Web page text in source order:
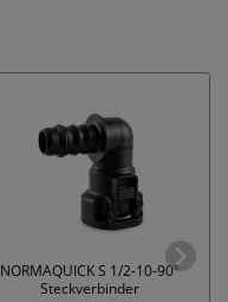
NORMAQUICK S 1/2-10-90°
Steckverbinder